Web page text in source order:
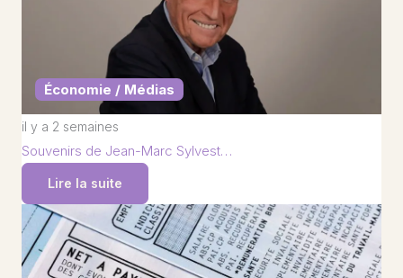
Économie / Médias
il y a 2 semaines
Souvenirs de Jean-Marc Sylvest…
Lire la suite